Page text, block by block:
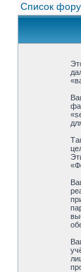
Список